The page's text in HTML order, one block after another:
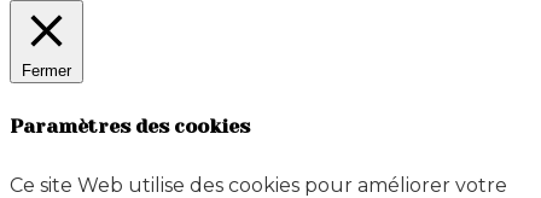
Fermer
Paramètres des cookies
Ce site Web utilise des cookies pour améliorer votre